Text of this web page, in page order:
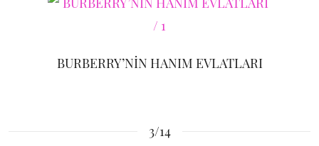
BURBERRY’NİN HANIM EVLATLARI
3/14